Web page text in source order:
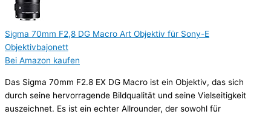
Sigma 70mm F2,8 DG Macro Art Objektiv für Sony-E
Objektivbajonett
Bei Amazon kaufen
Das Sigma 70mm F2.8 EX DG Macro ist ein Objektiv, das sich
durch seine hervorragende Bildqualität und seine Vielseitigkeit
auszeichnet. Es ist ein echter Allrounder, der sowohl für